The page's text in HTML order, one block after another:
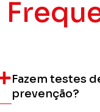
Fazem testes
prevenção?